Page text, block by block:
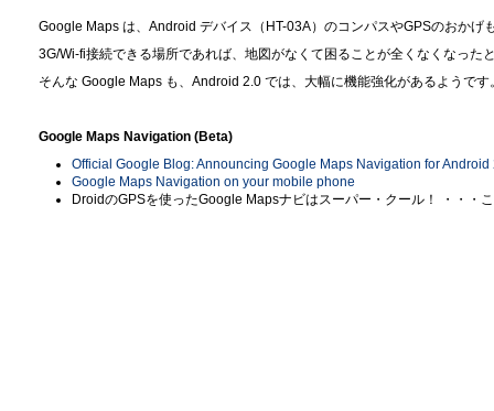
Google Maps は、Android デバイス（HT-03A）のコンパスやGPSのおかげ
3G/Wi-fi接続できる場所であれば、地図がなくて困ることが全くなくなった
そんな Google Maps も、Android 2.0 では、大幅に機能強化があるようです
Google Maps Navigation (Beta)
Official Google Blog: Announcing Google Maps Navigation for Android
Google Maps Navigation on your mobile phone
DroidのGPSを使ったGoogle Mapsナビはスーパー・クール！ ・・・